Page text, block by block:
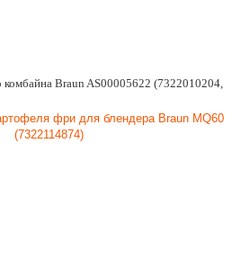
Braun AS00005622 (7322010204,